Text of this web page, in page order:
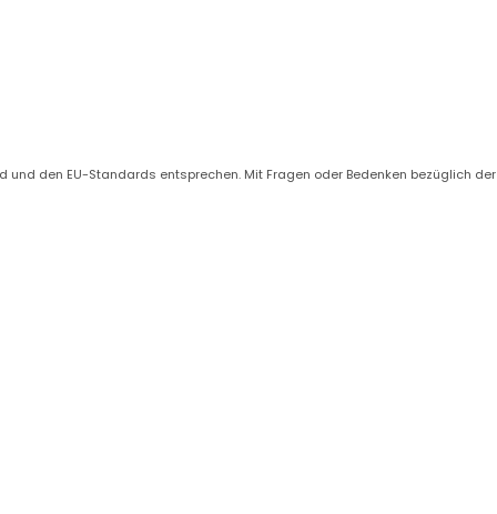
den EU-Standards entsprechen. Mit Fragen oder Bedenken bezüglich der